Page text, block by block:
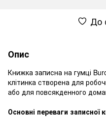
До
Опис
Книжка записна на гумці
клітинка створена для
або для повсякденного
Основні переваги записної